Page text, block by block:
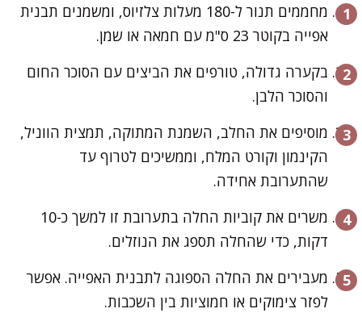
מחממים תנור ל-180 מעלות צלזיוס, ומשמנים תבנית
אפייה בקוטר 23 ס"מ עם חמאה או שמן.
בקערה גדולה, טורפים את הביצים עם הסוכר החום
והסוכר הלבן.
מוסיפים את החלב, השמנת המתוקה, תמצית הווניל,
הקינמון וקורט המלח, וממשיכים לטרוף עד
שהתערובת אחידה.
משרים את קוביות החלה בתערובת זו למשך כ-10
דקות, כדי שהחלה תספג את הנוזלים.
מעבירים את החלה הספוגה לתבנית האפייה. אפשר
לפזר צימוקים או חמוציות בין השכבות.